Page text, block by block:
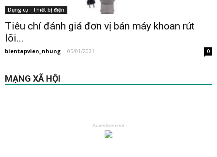
Dụng cụ - Thiết bị điện
Tiêu chí đánh giá đơn vị bán máy khoan rút
lõi...
bientapvien_nhung - 05/01/2021 0
MẠNG XÃ HỘI
- Advertisement -